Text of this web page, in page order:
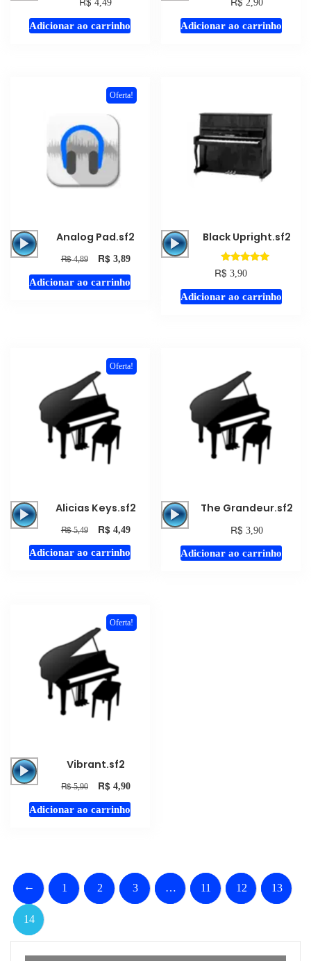
áudio
4,49
Adicionar ao carrinho
áudio
2,90
Adicionar ao carrinho
Oferta!
Tocador
áudio
Analog Pad.sf2
R$4,89 R$3,89
Adicionar ao carrinho
Tocador
de
áudio
Black Upright.sf2
Avaliação
5.00
de 5
R$ 3,90
Adicionar ao carrinho
Oferta!
Tocador
áudio
Alicias Keys.sf2
R$5,49 R$4,49
Adicionar ao carrinho
Tocador
áudio
The Grandeur.sf2
R$ 3,90
Adicionar ao carrinho
Oferta!
Tocador
áudio
Vibrant.sf2
R$5,90 R$4,90
Adicionar ao carrinho
← 1 2 3 … 11 12 13
14